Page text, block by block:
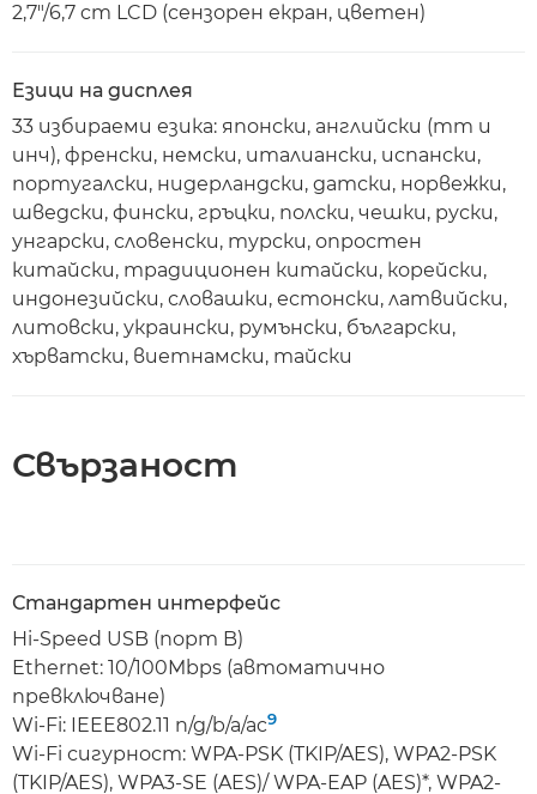
2,7"/6,7 cm LCD (сензорен екран, цветен)
Езици на дисплея
33 избираеми езика: японски, английски (mm и
инч), френски, немски, италиански, испански,
португалски, нидерландски, датски, норвежки,
шведски, фински, гръцки, полски, чешки, руски,
унгарски, словенски, турски, опростен
китайски, традиционен китайски, корейски,
индонезийски, словашки, естонски, латвийски,
литовски, украински, румънски, български,
хърватски, виетнамски, тайски
Свързаност
Стандартен интерфейс
Hi-Speed USB (порт B)
Ethernet: 10/100Mbps (автоматично
превключване)
Wi-Fi: IEEE802.11 n/g/b/a/ac9
Wi-Fi сигурност: WPA-PSK (TKIP/AES), WPA2-PSK
(TKIP/AES), WPA3-SE (AES)/ WPA-EAP (AES)*, WPA2-